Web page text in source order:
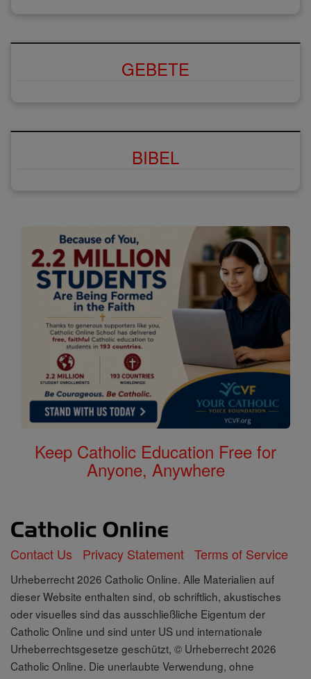
GEBETE
BIBEL
Keep Catholic Education Free for
Anyone, Anywhere
Contact Us Privacy Statement Terms of Service
Urheberrecht 2026 Catholic Online. Alle Materialien auf
dieser Website enthalten sind, ob schriftlich, akustisches
oder visuelles sind das ausschließliche Eigentum der
Catholic Online und sind unter US und internationale
Urheberrechtsgesetze geschützt, © Urheberrecht 2026
Catholic Online. Die unerlaubte Verwendung, ohne